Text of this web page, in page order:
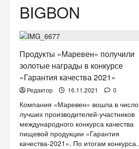
BIGBON
Продукты «Маревен» получили
золотые награды в конкурсе
«Гарантия качества 2021»
Редактор 16.11.2021 0
Компания «Маревен» вошла в число
лучших производителей-участников
международного конкурса качества
пищевой продукции «Гарантия
качества-2021». По итогам